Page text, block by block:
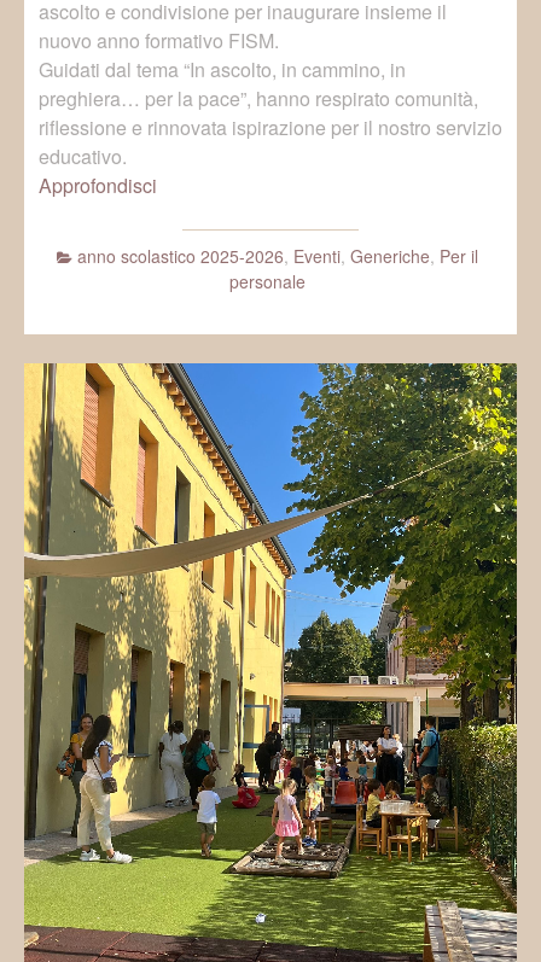
ascolto e condivisione per inaugurare insieme il
nuovo anno formativo FISM.
Guidati dal tema “In ascolto, in cammino, in
preghiera… per la pace”, hanno respirato comunità,
riflessione e rinnovata ispirazione per il nostro servizio
educativo.
Approfondisci
anno scolastico 2025-2026, Eventi, Generiche, Per il
personale